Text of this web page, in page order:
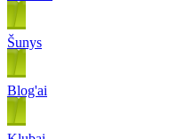
Šunys
Blog'ai